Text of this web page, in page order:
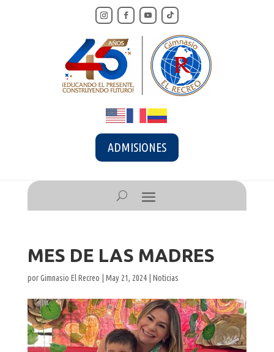
ADMISIONES
MES DE LAS MADRES
porGimnasio El Recreo May 21, 2024| Noticias